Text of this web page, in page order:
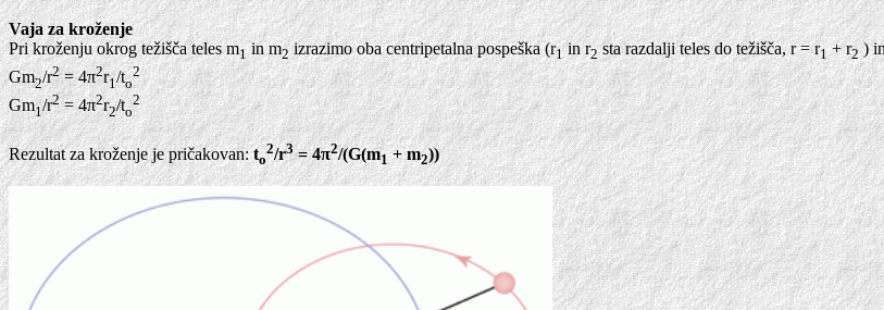
Vaja za kroženje
Pri kroženju okrog težišča teles m1in m2 izrazimo oba centripetalna pospeška (r1in r2 sta razdalji teles do težišča, r = r1 + r2)
Gm2/r2= 4π2r1/to
2
Gm1/r2= 4π2r2/to
2
Rezultat za kroženje je pričakovan:to
2/r3 = 4π2/(G(m1+ m2))